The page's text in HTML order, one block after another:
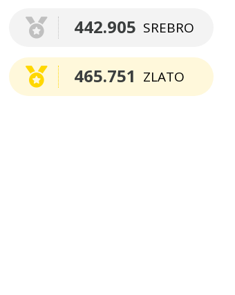
SREBRO
442.905
ZLATO
465.751